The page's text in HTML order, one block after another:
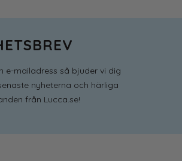
e-mailadress så bjuder vi dig
nyheterna och härliga
från Lucca.se!